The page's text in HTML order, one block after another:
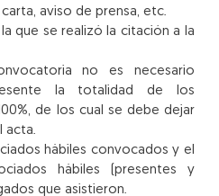
aviso de prensa, etc.
que se realizó la citación a la
no es necesario
la totalidad de los
de los cual se debe dejar
acta.
hábiles convocados y el
hábiles (presentes y
que asistieron.